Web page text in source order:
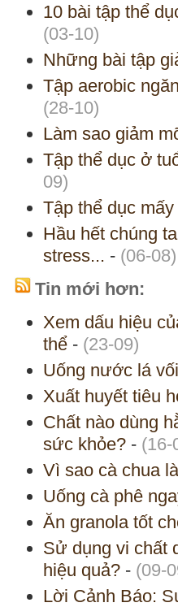
10 bài tập thể
(03-10)
Những bài tập
Tập aerobic
(28-10)
Làm sao giảm
Tập thể dục ở
09)
Tập thể dục
Hầu hết chúng
stress... - (06-08)
Tin mới hơn:
Xem dấu hiệu
thể - (23-09)
Uống nước lá
Xuất huyết tiêu
Chất nào dùng
sức khỏe? - (16-
Vì sao cà chua
Uống cà phê
Ăn granola tốt
Sử dụng vi chất
hiệu quả? - (09-
Lời Cảnh Báo: